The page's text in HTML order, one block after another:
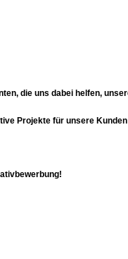
die uns dabei helfen,
Projekte für unsere